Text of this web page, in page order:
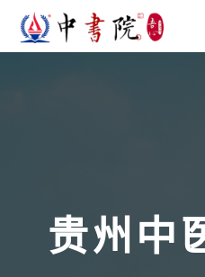
贵州中